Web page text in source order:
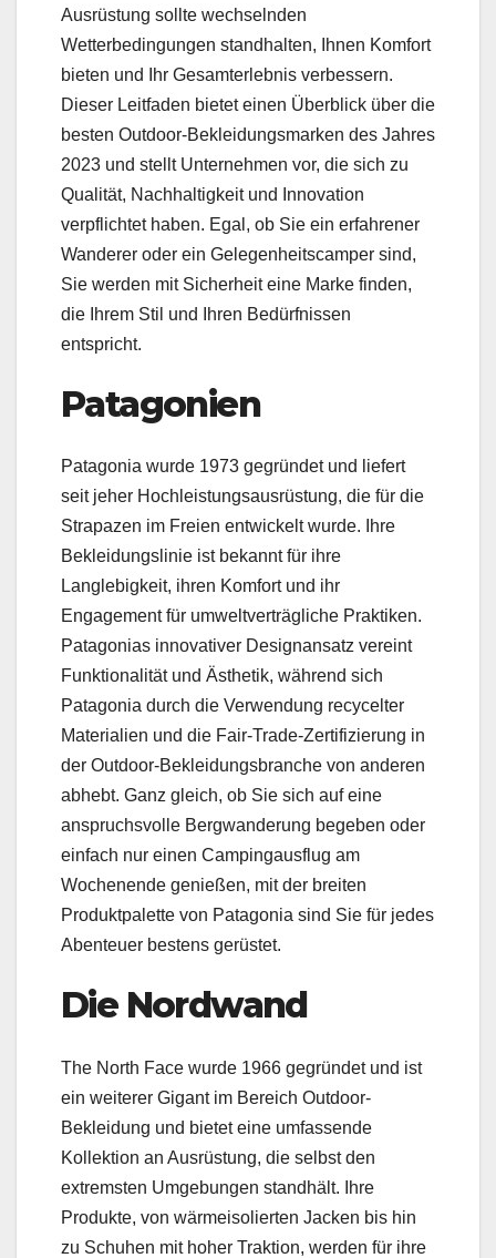
Ausrüstung sollte wechselnden
Wetterbedingungen standhalten, Ihnen Komfort
bieten und Ihr Gesamterlebnis verbessern.
Dieser Leitfaden bietet einen Überblick über die
besten Outdoor-Bekleidungsmarken des Jahres
2023 und stellt Unternehmen vor, die sich zu
Qualität, Nachhaltigkeit und Innovation
verpflichtet haben. Egal, ob Sie ein erfahrener
Wanderer oder ein Gelegenheitscamper sind,
Sie werden mit Sicherheit eine Marke finden,
die Ihrem Stil und Ihren Bedürfnissen
entspricht.
Patagonien
Patagonia wurde 1973 gegründet und liefert
seit jeher Hochleistungsausrüstung, die für die
Strapazen im Freien entwickelt wurde. Ihre
Bekleidungslinie ist bekannt für ihre
Langlebigkeit, ihren Komfort und ihr
Engagement für umweltverträgliche Praktiken.
Patagonias innovativer Designansatz vereint
Funktionalität und Ästhetik, während sich
Patagonia durch die Verwendung recycelter
Materialien und die Fair-Trade-Zertifizierung in
der Outdoor-Bekleidungsbranche von anderen
abhebt. Ganz gleich, ob Sie sich auf eine
anspruchsvolle Bergwanderung begeben oder
einfach nur einen Campingausflug am
Wochenende genießen, mit der breiten
Produktpalette von Patagonia sind Sie für jedes
Abenteuer bestens gerüstet.
Die Nordwand
The North Face wurde 1966 gegründet und ist
ein weiterer Gigant im Bereich Outdoor-
Bekleidung und bietet eine umfassende
Kollektion an Ausrüstung, die selbst den
extremsten Umgebungen standhält. Ihre
Produkte, von wärmeisolierten Jacken bis hin
zu Schuhen mit hoher Traktion, werden für ihre